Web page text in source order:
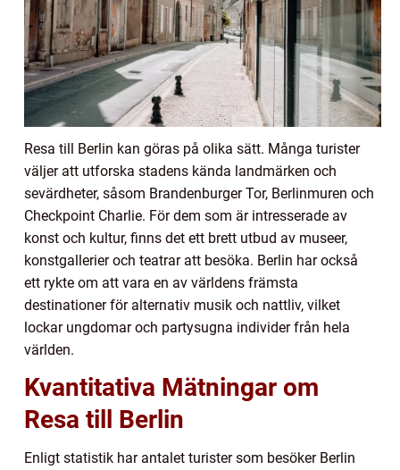
Resa till Berlin kan göras på olika sätt. Många turister
väljer att utforska stadens kända landmärken och
sevärdheter, såsom Brandenburger Tor, Berlinmuren och
Checkpoint Charlie. För dem som är intresserade av
konst och kultur, finns det ett brett utbud av museer,
konstgallerier och teatrar att besöka. Berlin har också
ett rykte om att vara en av världens främsta
destinationer för alternativ musik och nattliv, vilket
lockar ungdomar och partysugna individer från hela
världen.
Kvantitativa Mätningar om
Resa till Berlin
Enligt statistik har antalet turister som besöker Berlin